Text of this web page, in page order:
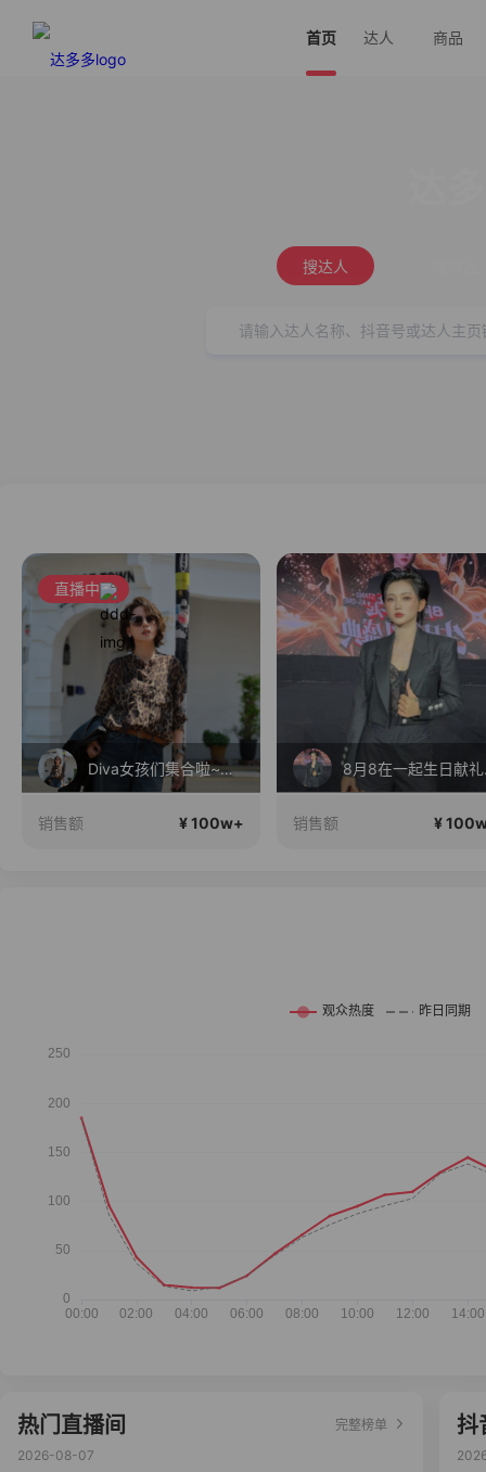
首页 达人 商品
搜达人
直播中
Diva女孩们集合啦~意大利料特产来啦！
销售额 ¥ 100w+
8
销售额 ¥
热门直播间
完整榜单
2026-08-07
抖